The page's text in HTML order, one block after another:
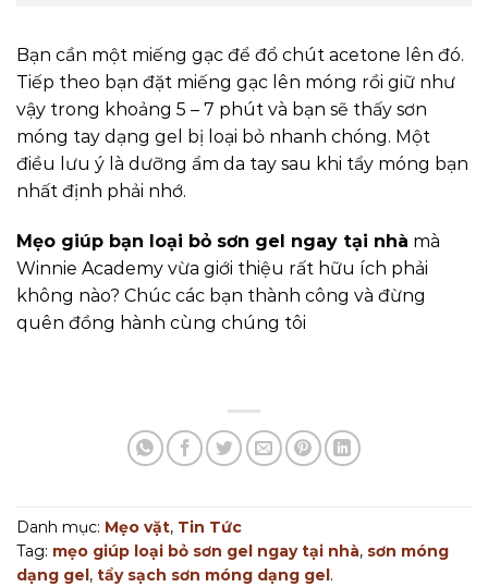
Bạn cần một miếng gạc để đổ chút acetone lên đó.
Tiếp theo bạn đặt miếng gạc lên móng rồi giữ như
vậy trong khoảng 5 – 7 phút và bạn sẽ thấy sơn
móng tay dạng gel bị loại bỏ nhanh chóng. Một
điều lưu ý là dưỡng ẩm da tay sau khi tẩy móng bạn
nhất định phải nhớ.
Mẹo giúp bạn loại bỏ sơn gel ngay tại nhà mà
Winnie Academy vừa giới thiệu rất hữu ích phải
không nào? Chúc các bạn thành công và đừng
quên đồng hành cùng chúng tôi
Danh mục: Mẹo vặt, Tin Tức
Tag: mẹo giúp loại bỏ sơn gel ngay tại nhà, sơn móng
dạng gel, tẩy sạch sơn móng dạng gel.